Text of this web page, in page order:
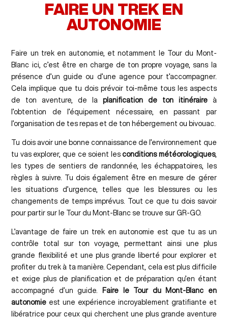
FAIRE UN TREK EN
AUTONOMIE
Faire un trek en autonomie, et notamment le Tour du Mont-
Blanc ici, c’est être en charge de ton propre voyage, sans la
présence d’un guide ou d’une agence pour t’accompagner.
Cela implique que tu dois prévoir toi-même tous les aspects
de ton aventure, de la planification de ton itinéraireà
l’obtention de l’équipement nécessaire, en passant par
l’organisation de tes repas et de ton hébergement ou bivouac.
Tu dois avoir une bonne connaissance de l’environnement que
tu vas explorer, que ce soient lesconditions météorologiques,
les types de sentiers de randonnée, les échappatoires, les
règles à suivre. Tu dois également être en mesure de gérer
les situations d’urgence, telles que les blessures ou les
changements de temps imprévus. Tout ce que tu dois savoir
pour partir sur le Tour du Mont-Blanc se trouve sur GR-GO.
L’avantage de faire un trek en autonomie est que tu as un
contrôle total sur ton voyage, permettant ainsi une plus
grande flexibilité et une plus grande liberté pour explorer et
profiter du trek à ta manière. Cependant, cela est plus difficile
et exige plus de planification et de préparation qu’en étant
accompagné d’un guide.
Faire le Tour du Mont-Blanc en
autonomie est une expérience incroyablement gratifiante et
libératrice pour ceux qui cherchent une plus grande aventure